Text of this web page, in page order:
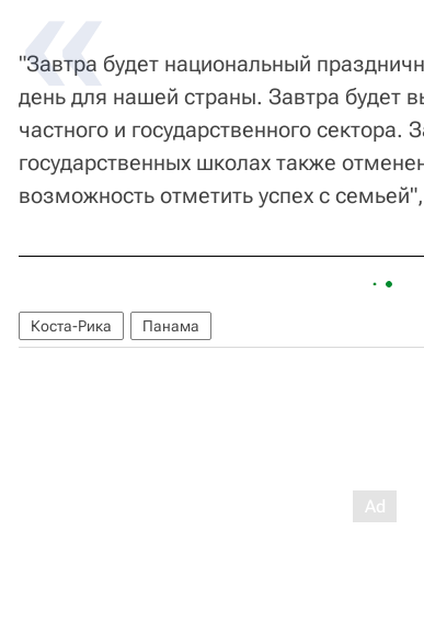
"Завтра будет национальный
день для нашей страны. Завтра будет
частного и государственного сектора.
государственных школах также
возможность отметить успех с
Коста-Рика Панама